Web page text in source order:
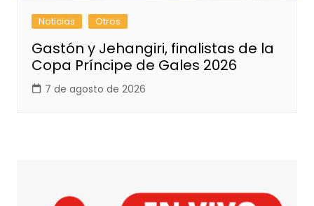
Noticias Otros
Gastón y Jehangiri, finalistas de la
Copa Príncipe de Gales 2026
7 de agosto de 2026